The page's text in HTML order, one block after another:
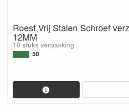
Roest Vrij Stalen Schroef
12MM
10 stuks verpakking
50